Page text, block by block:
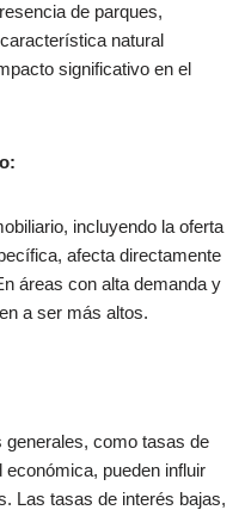
de parques,
natural
significativo en el
incluyendo la oferta
afecta directamente
áreas con alta demanda y
a ser más altos.
como tasas de
económica, pueden influir
Las tasas de interés bajas,